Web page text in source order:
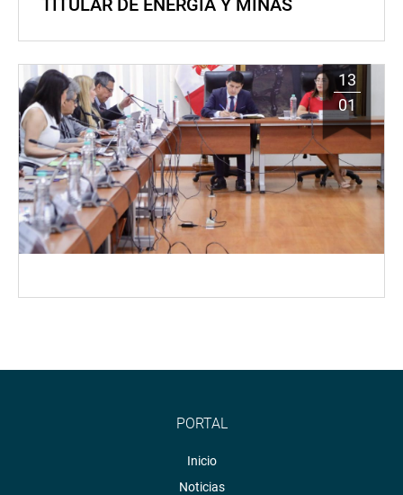
TITULAR DE ENERGÍA Y MINAS
13
01
PORTAL
Inicio
Noticias